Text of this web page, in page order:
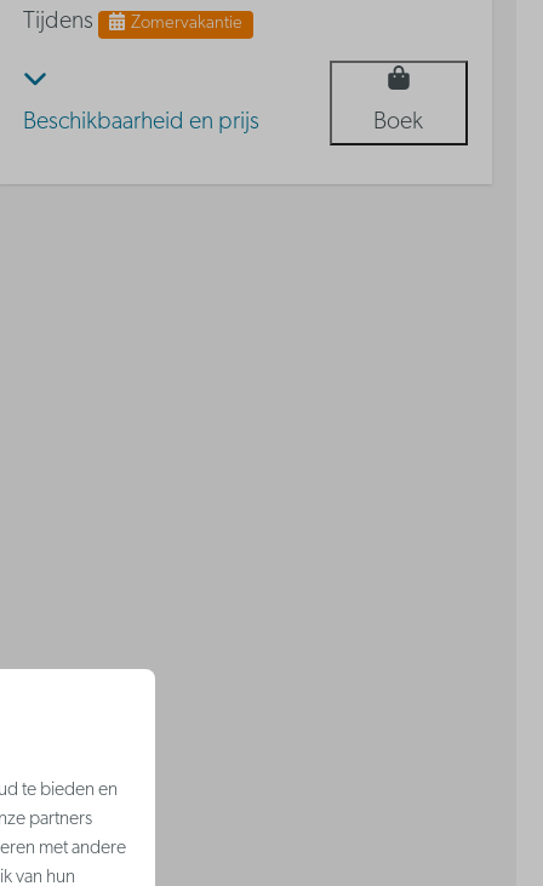
Tijdens Zomervakantie
Beschikbaarheid en prijs Boek
te bieden en
partners
met andere
van hun